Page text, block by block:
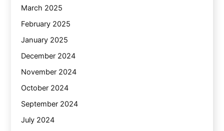
March 2025
February 2025
January 2025
December 2024
November 2024
October 2024
September 2024
July 2024